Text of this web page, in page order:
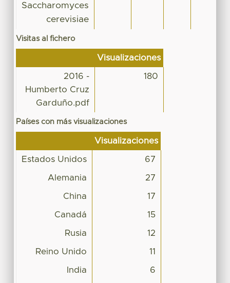
Saccharomyces
cerevisiae
Visitas al fichero
Visualizaciones
2016 -
Humberto Cruz
Garduño.pdf
180
Países con más visualizaciones
Visualizaciones
Estados Unidos 67
Alemania 27
China 17
Canadá 15
Rusia 12
Reino Unido 11
India 6